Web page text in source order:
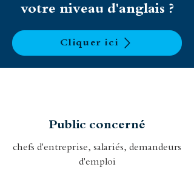
votre niveau d'anglais ?
Cliquer ici
Public concerné
chefs d'entreprise, salariés, demandeurs
d'emploi